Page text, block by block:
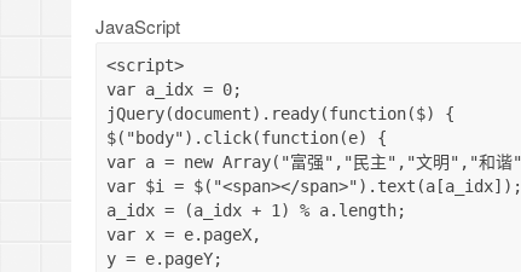
JavaScript
<script>
var a_idx = 0;
jQuery(document) . ready(function($)
{
$( "body" ) . click(function(e)
{
var a = new Array( "富强" , "民主" , "文明" , "和谐"
var $i = $( "<span></span>" ) . text (a [a_idx] ) ;
a_idx = (a_idx + 1 ) % a. length;
var x = e. pageX,
y = e. pageY;